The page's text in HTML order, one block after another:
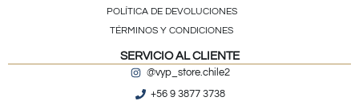
POLÍTICA DE DEVOLUCIONES
TÉRMINOS Y CONDICIONES
SERVICIO AL CLIENTE
@vyp_store.chile2
+56 9 3877 3738